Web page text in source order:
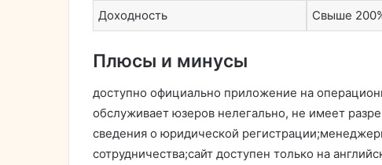
Доходность Свыше
Плюсы и минусы
доступно официально приложение на
обслуживает юзеров нелегально, не имеет
сведения о юридической
сотрудничества;сайт доступен только на